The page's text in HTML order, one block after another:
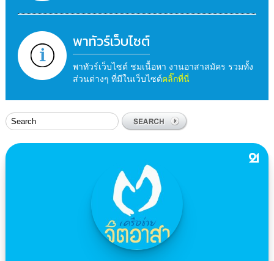
พาทัวร์เว็บไซต์
พาทัวร์เว็บไซต์ ชมเนื้อหา งานอาสาสมัคร รวมทั้ง
ส่วนต่างๆ ที่มีในเว็บไซต์คลิ๊กที่นี่